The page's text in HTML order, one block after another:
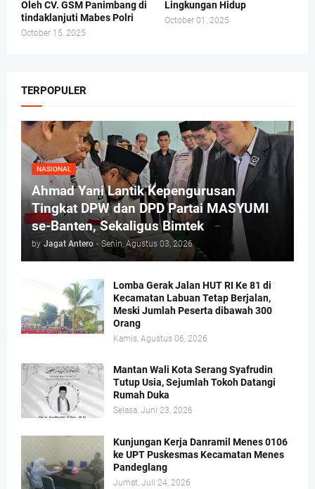
Oleh CV. GSM Panimbang di
tindaklanjuti Mabes Polri
October 15, 2025
Lingkungan Hidup
October 01, 2025
TERPOPULER
NASIONAL
Ahmad Yani Lantik Kepengurusan
Tingkat DPW dan DPD Partai MASYUMI
se-Banten, Sekaligus Bimtek
by Jagat Antero - Senin, Agustus 03, 2026
Lomba Gerak Jalan HUT RI Ke 81 di
Kecamatan Labuan Tetap Berjalan,
Meski Jumlah Peserta dibawah 300
Orang
Kamis, Agustus 06, 2026
Mantan Wali Kota Serang Syafrudin
Tutup Usia, Sejumlah Tokoh Datangi
Rumah Duka
Selasa, Juni 23, 2026
Kunjungan Kerja Danramil Menes 0106
ke UPT Puskesmas Kecamatan Menes
Pandeglang
Jumat, Juli 24, 2026